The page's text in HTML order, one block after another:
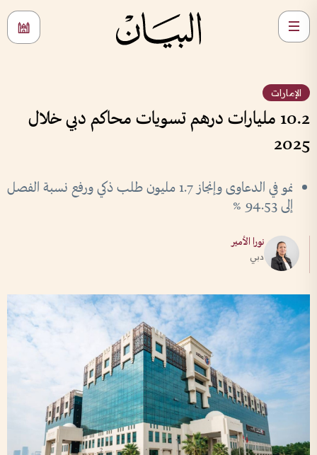
الإمارات
10.2 مليارات درهم تسويات محاكم دبي خلال
2025
نمو في الدعاوى وإنجاز 1.7 مليون طلب ذكي ورفع نسبة الفصل
إلى 94.53 %
نورا الأمير
دبي